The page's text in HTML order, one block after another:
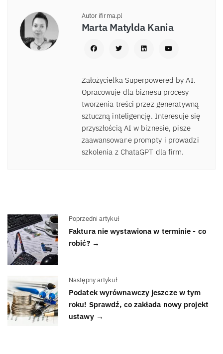
Autor ifirma.pl
Marta Matylda Kania
Założycielka Superpowered by AI.
Opracowuje dla biznesu procesy
tworzenia treści przez generatywną
sztuczną inteligencję. Interesuje się
przyszłością AI w biznesie, pisze
zaawansowane prompty i prowadzi
szkolenia z ChataGPT dla firm.
Poprzedni artykuł
Faktura nie wystawiona w terminie - co
robić? →
Następny artykuł
Podatek wyrównawczy jeszcze w tym
roku! Sprawdź, co zakłada nowy projekt
ustawy →